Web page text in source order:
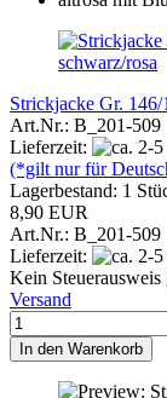
Strickjacke Gr. 146/
Art.Nr.: B_201-509
Lieferzeit:
(*gilt nur für
Lagerbestand: 1
8,90 EUR
Art.Nr.: B_201-509
Lieferzeit:
Kein
Versand
In den Warenkorb